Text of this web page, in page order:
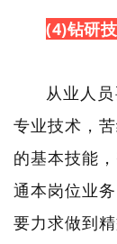
(4)钻研
从业人
专业技术，
的基本技能
通本岗位业
要力求做到